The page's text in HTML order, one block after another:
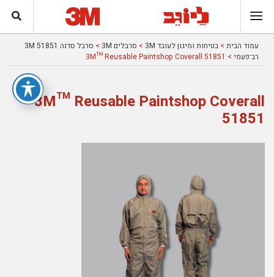
עמוד הבית > בטיחות ומיגון לעובד 3M > סרבלים 3M >
סרבל סדנה 3M 51851
רב־פעמי > 3M™ Reusable Paintshop Coverall 51851
3M™ Reusable Paintshop Coverall
51851